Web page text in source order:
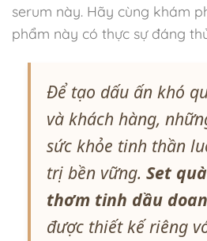
serum này. Hãy cùng khám
phẩm này có thực sự đáng
Để tạo dấu ấn khó
và khách hàng,
sức khỏe tinh thần
trị bền vững. Set
thơm tinh dầu
được thiết kế riêng